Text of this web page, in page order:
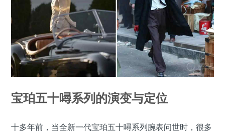
宝珀五十噚系列的演变与定位
十多年前，当全新一代宝珀五十噚系列腕表问世时，很多